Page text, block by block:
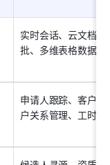
实时会话、云文档、
批、多维表格数据库
申请人跟踪、客户和
户关系管理、工时表